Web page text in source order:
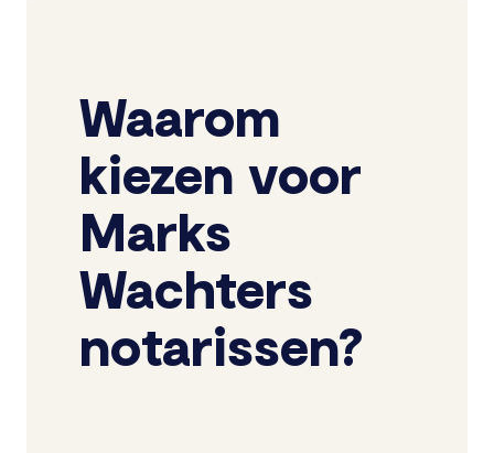
Waarom
kiezen voor
Marks
Wachters
notarissen?